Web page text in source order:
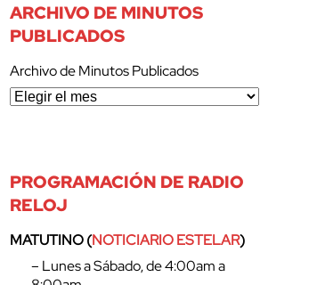
ARCHIVO DE MINUTOS
PUBLICADOS
Archivo de Minutos Publicados
PROGRAMACIÓN DE RADIO
RELOJ
MATUTINO (NOTICIARIO ESTELAR)
– Lunes a Sábado, de 4:00am a